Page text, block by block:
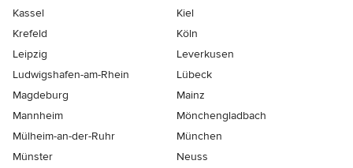
Kassel
Kiel
Krefeld
Köln
Leipzig
Leverkusen
Ludwigshafen-am-Rhein
Lübeck
Magdeburg
Mainz
Mannheim
Mönchen­gladbach
Mülheim-an-der-Ruhr
München
Münster
Neuss